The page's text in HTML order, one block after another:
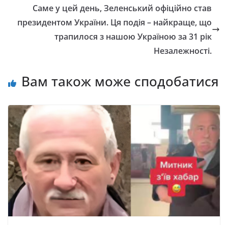
Саме у цей день, Зеленський офіційно став
президентом України. Ця подія – найкраще, що
трапилося з нашою Україною за 31 рік
Незалежності.
Вам також може сподобатися